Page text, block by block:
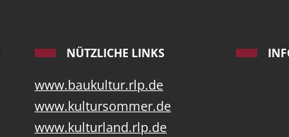
NÜTZLICHE LINKS
www.baukultur.rlp.de
www.kultursommer.de
www.kulturland.rlp.de